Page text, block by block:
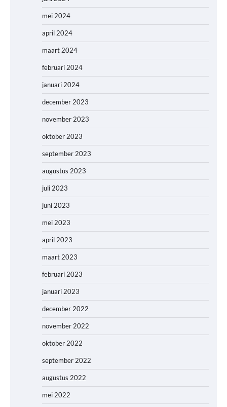
mei 2024
april 2024
maart 2024
februari 2024
januari 2024
december 2023
november 2023
oktober 2023
september 2023
augustus 2023
juli 2023
juni 2023
mei 2023
april 2023
maart 2023
februari 2023
januari 2023
december 2022
november 2022
oktober 2022
september 2022
augustus 2022
mei 2022